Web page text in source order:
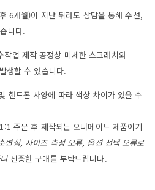
6개월)이 지난 뒤라도 상담을 통해 수선,
니다.
업 제작 공정상 미세한 스크래치와
생할 수 있습니다.
핸드폰 사양에 따라 색상 차이가 있을 수
주문 후 제작되는 오더메이드 제품이기
변심, 사이즈 측정 오류, 옵션 선택 오류로
신중한 구매를 부탁드립니다.